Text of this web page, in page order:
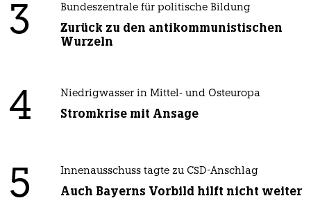
3 Bundeszentrale für politische Bildung
Zurück zu den antikommunistischen
Wurzeln
4 Niedrigwasser in Mittel- und Osteuropa
Stromkrise mit Ansage
5 Innenausschuss tagte zu CSD-Anschlag
Auch Bayerns Vorbild hilft nicht weiter